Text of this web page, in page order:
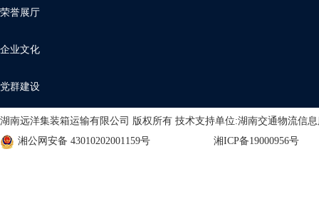
荣誉展厅
企业文化
党群建设
湖南远洋集装箱运输有限公司 版权所有 技术支持单位:湖南交通物流信
湘公网安备 43010202001159号
湘ICP备19000956号